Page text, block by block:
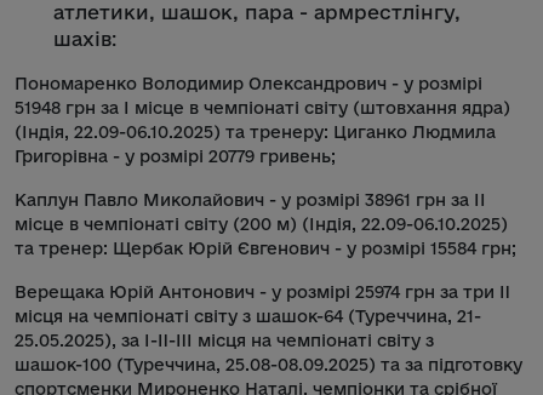
атлетики, шашок, пара - армрестлінгу,
шахів:
Пономаренко Володимир Олександрович - у розмірі
51948 грн за І місце в чемпіонаті світу (штовхання ядра)
(Індія, 22.09-06.10.2025) та тренеру: Циганко Людмила
Григорівна - у розмірі 20779 гривень;
Каплун Павло Миколайович - у розмірі 38961 грн за ІІ
місце в чемпіонаті світу (200 м) (Індія, 22.09-06.10.2025)
та тренер: Щербак Юрій Євгенович - у розмірі 15584 грн;
Верещака Юрій Антонович - у розмірі 25974 грн за три II
місця на чемпіонаті світу з шашок-64 (Туреччина, 21-
25.05.2025), за І-II-III місця на чемпіонаті світу з
шашок-100 (Туреччина, 25.08-08.09.2025) та за підготовку
спортсменки Мироненко Наталі, чемпіонки та срібної